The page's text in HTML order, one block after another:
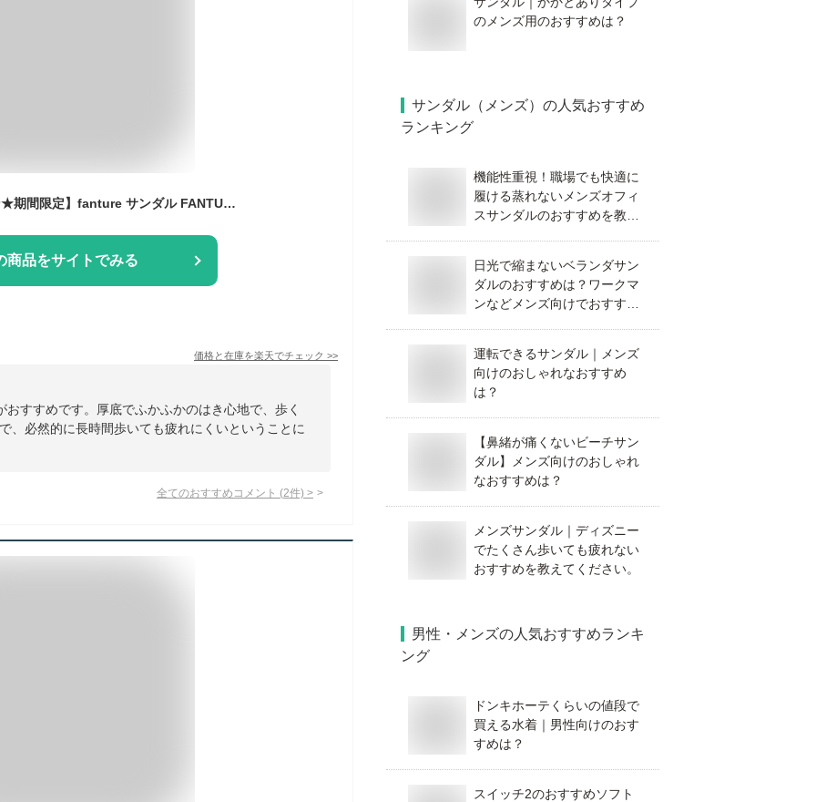
【500円OFFクーポン★期間限定】fanture サンダル FANTURE リカバリーサンダル スポーツサンダル スリッパ リカバリーシューズ ビーチサンダル コンフォートサンダル スポーツ メンズ レディース ユニセックス 厚底 サンダル ^fan005^
商品をサイトでみる
価格と在庫を楽天でチェック >>
すすめです。厚底でふかふかのはき心地で、歩く
、必然的に長時間歩いても疲れにくいということに
全てのおすすめコメント (2件) >
のメンズ用のおすすめは？
サンダル（メンズ） の人気おすすめ
ランキング
機能性重視！職場でも快適に
履ける蒸れないメンズオフィ
スサンダルのおすすめを教え
日光で縮まないベランダサン
ダルのおすすめは？ワークマ
ンなどメンズ向けでおすすめ
運転できるサンダル｜メンズ
向けのおしゃれなおすすめ
は？
【鼻緒が痛くないビーチサン
ダル】メンズ向けのおしゃれ
なおすすめは？
メンズサンダル｜ディズニー
でたくさん歩いても疲れない
おすすめを教えてください。
男性・メンズの人気おすすめランキ
ング
ドンキホーテくらいの値段で
買える水着｜男性向けのおす
すめは？
スイッチ2のおすすめソフト